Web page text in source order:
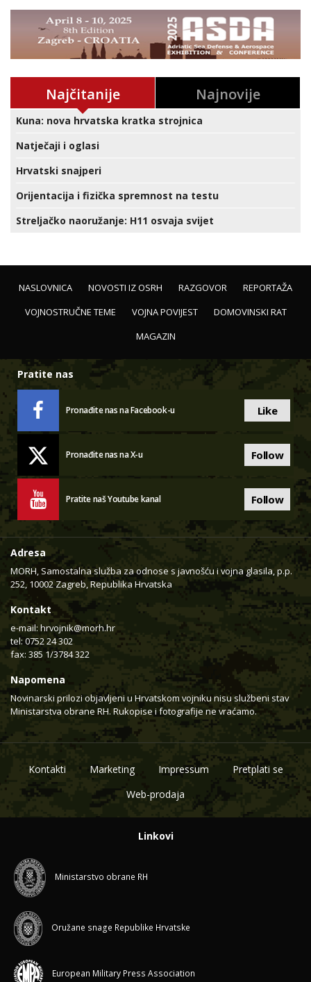
Najčitanije Najnovije
Kuna: nova hrvatska kratka strojnica
Natječaji i oglasi
Hrvatski snajperi
Orijentacija i fizička spremnost na testu
Streljačko naoružanje: H11 osvaja svijet
NASLOVNICA NOVOSTI IZ OSRH RAZGOVOR
REPORTAŽA
VOJNOSTRUČNE TEME
VOJNA POVIJEST
DOMOVINSKI RAT
MAGAZIN
Pratite nas
Pronađite nas na Facebook-u Like
Pronađite nas na X-u Follow
Pratite naš Youtube kanal Follow
Adresa
MORH, Samostalna služba za odnose s javnošću i vojna glasila, p.p.
252, 10002 Zagreb, Republika Hrvatska
Kontakt
e-mail: hrvojnik@morh.hr
tel: 0752 24 302
fax: 385 1/3784 322
Napomena
Novinarski prilozi objavljeni u Hrvatskom vojniku nisu službeni stav
Ministarstva obrane RH. Rukopise i fotografije ne vraćamo.
Kontakti Marketing Impressum
Pretplati se
Web-prodaja
Linkovi
Ministarstvo obrane RH
Oružane snage Republike Hrvatske
European Military Press Association